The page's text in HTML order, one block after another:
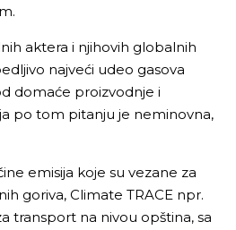
aktera i njihovih globalnih
najveći udeo gasova
domaće proizvodnje i
po tom pitanju je neminovna,
emisija koje su vezane za
goriva, Climate TRACE npr.
transport na nivou opština, sa